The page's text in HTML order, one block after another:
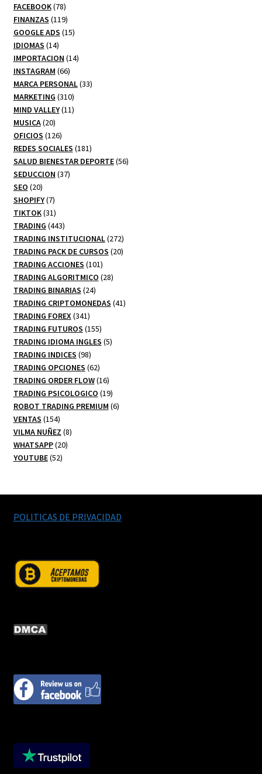
FACEBOOK 7878
productos
FINANZAS 119119
productos
GOOGLE ADS 1515
IDIOMAS 1414
productos
IMPORTACION 1414
INSTAGRAM 6666
productos
MARCA PERSONAL 3333
MARKETING 310310
productos
MIND VALLEY 1111
MUSICA 2020
productos
OFICIOS 126126
productos
REDES SOCIALES 181181
productos
SALUD BIENESTAR DEPORTE 5656
SEDUCCION 3737
SEO 2020
productos
SHOPIFY 77
productos
TIKTOK 3131
productos
TRADING 443443
productos
TRADING INSTITUCIONAL 272272
productos
TRADING PACK DE CURSOS 2020
TRADING ACCIONES 101101
productos
TRADING ALGORITMICO 2828
TRADING BINARIAS 2424
productos
TRADING CRIPTOMONEDAS 4141
TRADING FOREX 341341
productos
TRADING FUTUROS 155155
productos
TRADING IDIOMA INGLES 55
TRADING INDICES 9898
productos
TRADING OPCIONES 6262
productos
TRADING ORDER FLOW 1616
productos
TRADING PSICOLOGICO 1919
productos
ROBOT TRADING PREMIUM 66
VENTAS 154154
productos
VILMA NUÑEZ 88
WHATSAPP 2020
YOUTUBE 5252
POLITICAS DE PRIVACIDAD